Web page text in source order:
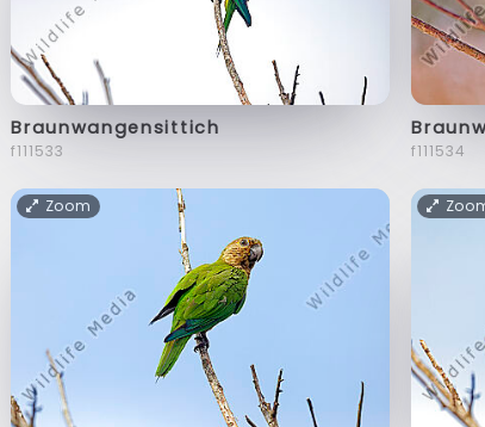
Braunwangensittich
f111533 f111534
Zoom